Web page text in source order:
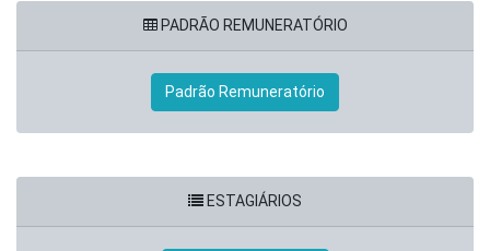
PADRÃO REMUNERATÓRIO
Padrão Remuneratório
ESTAGIÁRIOS